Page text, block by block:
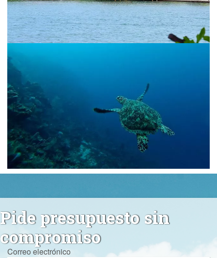
Pide presupuesto sin
compromiso
Correo electrónico